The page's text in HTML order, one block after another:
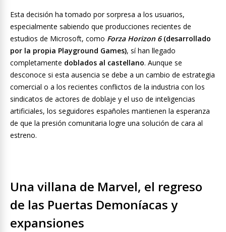
Esta decisión ha tomado por sorpresa a los usuarios,
especialmente sabiendo que producciones recientes de
estudios de Microsoft, como Forza Horizon 6(desarrollado
por la propia Playground Games), sí han llegado
completamente doblados al castellano. Aunque se
desconoce si esta ausencia se debe a un cambio de estrategia
comercial o a los recientes conflictos de la industria con los
sindicatos de actores de doblaje y el uso de inteligencias
artificiales, los seguidores españoles mantienen la esperanza
de que la presión comunitaria logre una solución de cara al
estreno.
Una villana de Marvel, el regreso
de las Puertas Demoníacas y
expansiones